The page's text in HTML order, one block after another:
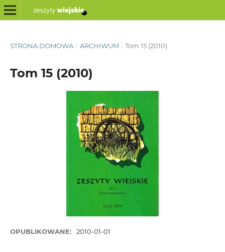
STRONA DOMOWA / ARCHIWUM / Tom 15 (2010)
Tom 15 (2010)
OPUBLIKOWANE: 2010-01-01